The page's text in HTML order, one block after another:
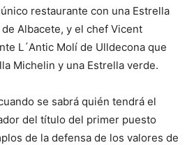
restaurante con una Estrella
Albacete, y el chef Vicent
L´Antic Molí de Ulldecona que
Michelin y una Estrella verde.
se sabrá quién tendrá el
del título del primer puesto
de la defensa de los valores de